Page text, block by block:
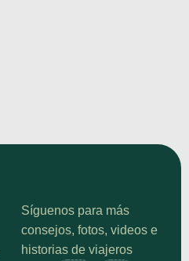
Síguenos para más
consejos, fotos, videos e
historias de viajeros